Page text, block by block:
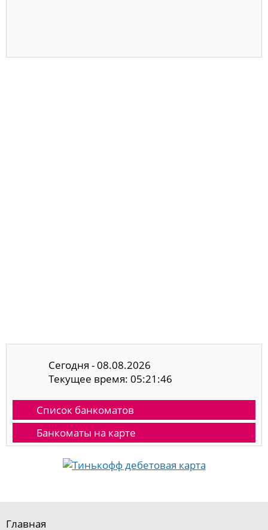
Сегодня - 08.08.2026
Текущее время: 05:21:47
Список банкоматов
Банкоматы на карте
Главная